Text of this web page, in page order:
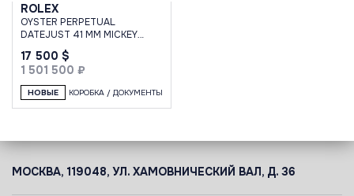
ROLEX
OYSTER PERPETUAL
DATEJUST 41 MM MICKEY
MOUSE CUSTOM
17 500 $
1 501 500 ₽
НОВЫЕ КОРОБКА / ДОКУМЕНТЫ
МОСКВА, 119048, УЛ. ХАМОВНИЧЕСКИЙ ВАЛ, Д. 36